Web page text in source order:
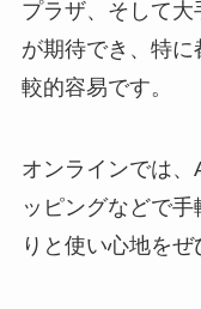
プラザ、そして
が期待でき、特
較的容易です。
オンラインでは、
ッピングなどで
りと使い心地をぜ